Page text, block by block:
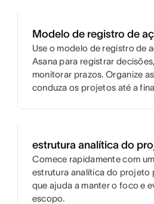
Modelo de registro de
Use o modelo de registro de
Asana para registrar
monitorar prazos. Organize
conduza os projetos até a
estrutura analítica do
Comece rapidamente com
estrutura analítica do projeto
que ajuda a manter o foco e
escopo.